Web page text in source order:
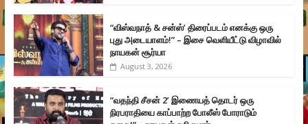
“விஸ்வநாத் & சன்ஸ்’ திரைப்படம் எனக்கு ஒரு
புது அடையாளம்!” – இசை வெளியீட்டு விழாவில்
நாயகன் சூர்யா
August 3, 2026
“வதந்தி சீசன் 2’ இணையத் தொடர் ஒரு
நிரபராதியை காப்பாற்ற போலீஸ் போராடும்